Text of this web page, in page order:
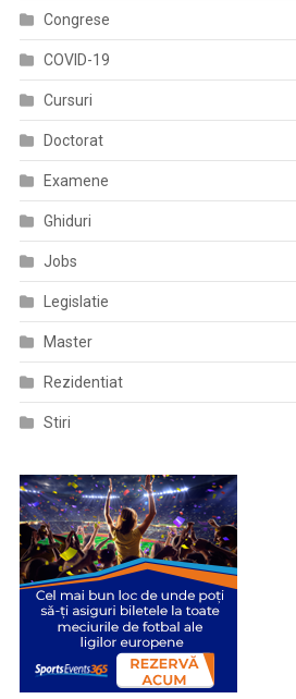
Congrese
COVID-19
Cursuri
Doctorat
Examene
Ghiduri
Jobs
Legislatie
Master
Rezidentiat
Stiri